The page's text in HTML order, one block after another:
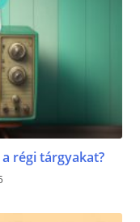
régi tárgyakat?